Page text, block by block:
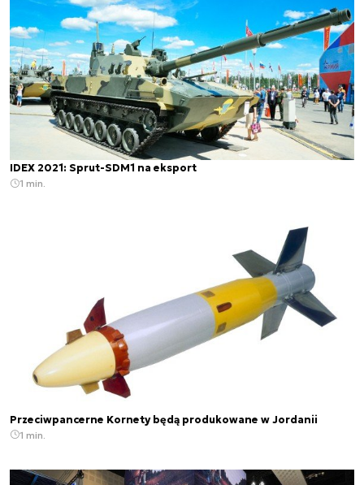
IDEX 2021: Sprut-SDM1 na eksport
1 min.
Przeciwpancerne Kornety będą produkowane w Jordanii
1 min.